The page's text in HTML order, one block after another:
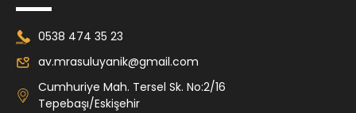
0538 474 35 23
av.mrasuluyanik@gmail.com
Cumhuriye Mah. Tersel Sk. No:2/16
Tepebaşı/Eskişehir